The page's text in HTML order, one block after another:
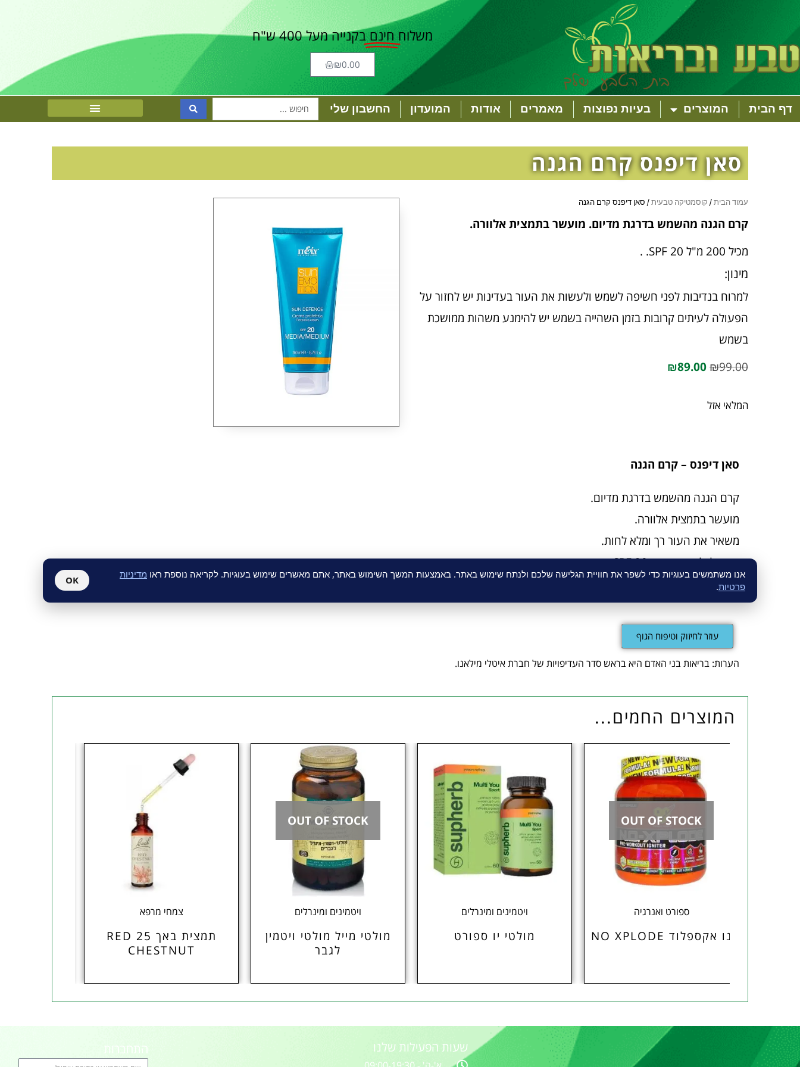
משלוח חינם בקנייה מעל 400 ש"ח
₪0.00
דף הבית המוצרים בעיות נפוצות מאמרים אודות המועדון החשבון שלי
סאן דיפנס קרם הגנה
עמוד הבית/ קוסמטיקה טבעית/ סאן דיפנס קרם הגנה
קרם הגנה מהשמש בדרגת מדיום. מועשר בתמצית אלוורה.
מכיל 200 מ"ל SPF 20. .
מינון:
למרוח בנדיבות לפני חשיפה לשמש ולעשות את העור בעדינות יש לחזור על
הפעולה לעיתים קרובות בזמן השהייה בשמש יש להימנע משהות ממושכת
בשמש
₪99.00
₪89.00
המלאי אזל
סאן דיפנס – קרם הגנה
קרם הגנה מהשמש בדרגת מדיום.
מועשר בתמצית אלוורה.
משאיר את העור רך ומלא לחות.
אידיאלי לעור שזוף – SPF 20.
אידיאלי לעור בהיר –
בריאות בני האדם היא בראש סדר העדיפויות של חברת איטלי מילאנו
עוזר לחיזוק וטיפוח הגוף
הערות: בריאות בני האדם היא בראש סדר העדיפויות של חברת איטלי מילאנו.
המוצרים החמים...
OUT OF STOCK
ספורט ואנרגיה
נו אקספלוד NO XPLODE
ויטמינים ומינרלים
מולטי יו ספורט
OUT OF STOCK
ויטמינים ומינרלים
מולטי מייל מולטי ויטמין
לגבר
צמחי מרפא
תמצית באך 25 RED
CHESTNUT
שעות הפעילות שלנו התחברות
אנו משתמשים בעוגיות כדי לשפר את חוויית הגלישה שלכם ולנתח שימוש באתר. באמצעות המשך השימוש באתר, אתם מאשרים שימוש בעוגיות. לקריאה נוספת ראו מדיניות
פרטיות.
OK